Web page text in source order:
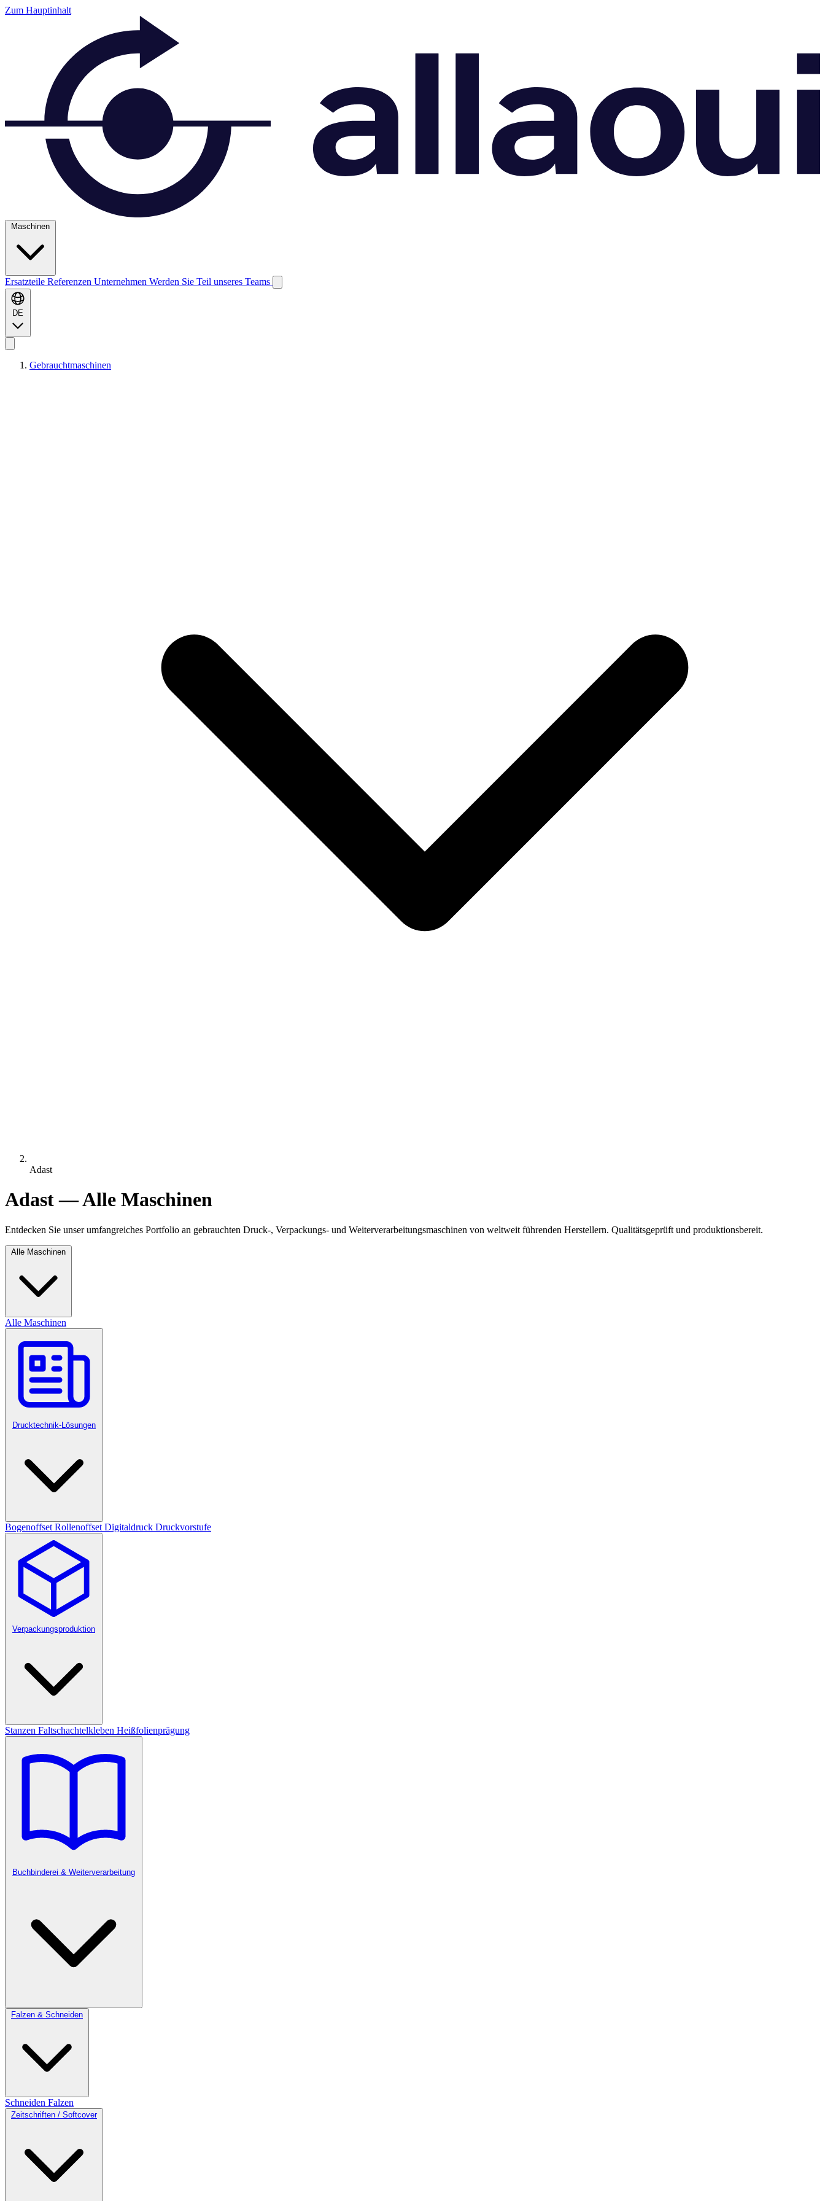
Zum Hauptinhalt
Maschinen
Ersatzteile Referenzen Unternehmen Werden Sie Teil unseres Teams
DE
Gebrauchtmaschinen
Adast
Adast — Alle Maschinen
Entdecken Sie unser umfangreiches Portfolio an gebrauchten Druck-, Verpackungs- und Weiterverarbeitungsmaschinen von weltweit führenden Herstellern. Qualitätsgeprüft und produktionsbereit.
Alle Maschinen
Alle Maschinen
Drucktechnik-Lösungen
Bogenoffset Rollenoffset Digitaldruck Druckvorstufe
Verpackungsproduktion
Stanzen Faltschachtelkleben Heißfolienprägung
Buchbinderei & Weiterverarbeitung
Falzen & Schneiden
Schneiden Falzen
Zeitschriften / Softcover